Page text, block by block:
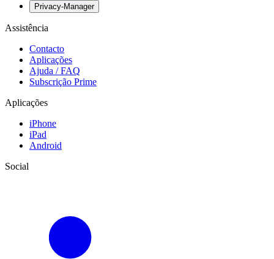
Privacy-Manager
Assistência
Contacto
Aplicações
Ajuda / FAQ
Subscrição Prime
Aplicações
iPhone
iPad
Android
Social